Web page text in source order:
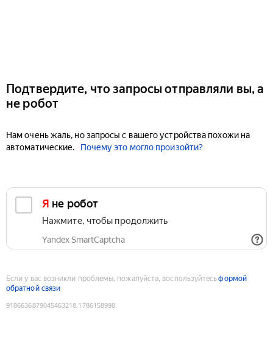
Подтвердите, что запросы отправляли вы, а
не робот
Нам очень жаль, но запросы с вашего устройства похожи на
автоматические.
Почему это могло произойти?
Я не робот
Нажмите, чтобы продолжить
Yandex SmartCaptcha
Если у вас возникли проблемы, пожалуйста, воспользуйтесьформой
обратной связи
9186636879045463218:1786158998